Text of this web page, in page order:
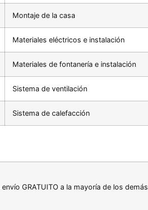
Montaje de la casa
Materiales eléctricos e instalación
Materiales de fontanería e instalación
Sistema de ventilación
Sistema de calefacción
GRATUITO a la mayoría de los demás